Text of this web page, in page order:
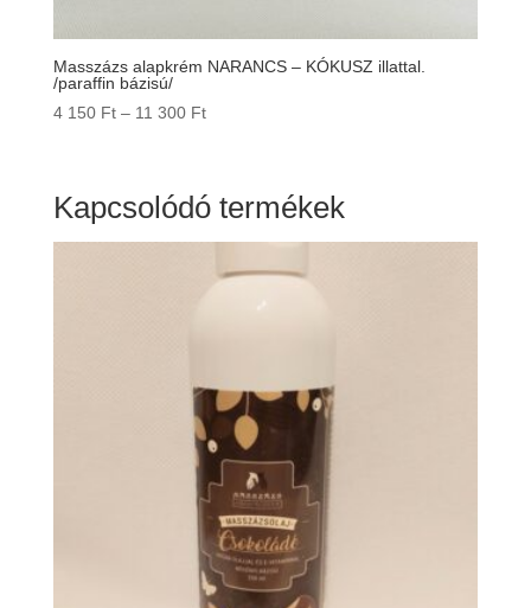
Masszázs alapkrém NARANCS – KÓKUSZ illattal.
/paraffin bázisú/
4 150 Ft – 11 300 FtÁrtartomány:
-
11
300 Ft
Kapcsolódó termékek